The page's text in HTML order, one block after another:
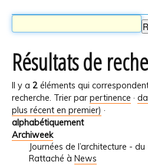
Résultats de
Il y a 2 éléments qui
recherche. Trier par pertinence ·
plus récent en premier) ·
alphabétiquement
Archiweek
Journées de l’architecture -
Rattaché à News